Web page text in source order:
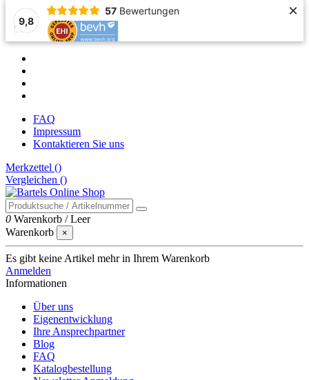
9,8
57 Bewertungen ×
FAQ
Impressum
Kontaktieren Sie uns
Merkzettel ()
Vergleichen ()
0 Warenkorb /Leer
Warenkorb
×
Es gibt keine Artikel mehr in Ihrem Warenkorb
Anmelden
Informationen
Über uns
Eigenentwicklung
Ihre Ansprechpartner
Blog
FAQ
Katalogbestellung